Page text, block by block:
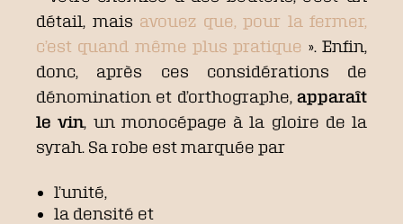
détail, mais avouez que, pour la fermer,
c’est quand même plus pratique ». Enfin,
donc, après ces considérations de
dénomination et d’orthographe, apparaît
le vin, un monocépage à la gloire de la
syrah. Sa robe est marquée par
l’unité,
la densité et